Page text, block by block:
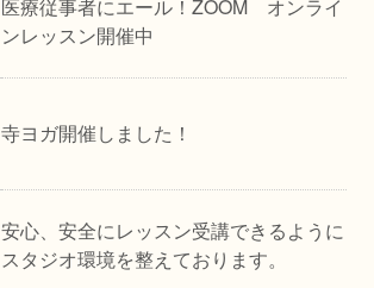
医療従事者にエール！ZOOM オンライ
ンレッスン開催中
寺ヨガ開催しました！
安心、安全にレッスン受講できるように
スタジオ環境を整えております。